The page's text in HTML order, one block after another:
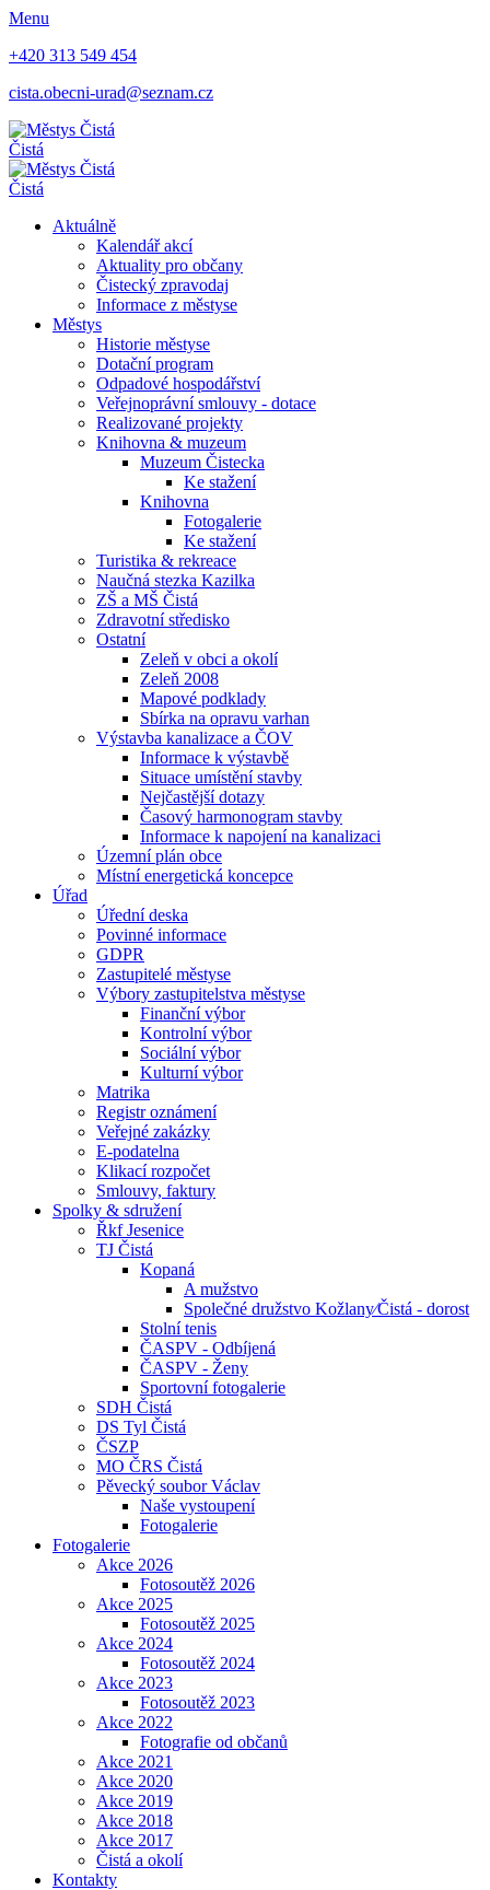
Menu
+420 313 549 454
cista.obecni-urad@seznam.cz
Čistá
Čistá
Aktuálně
Kalendář akcí
Aktuality pro občany
Čistecký zpravodaj
Informace z městyse
Městys
Historie městyse
Dotační program
Odpadové hospodářství
Veřejnoprávní smlouvy - dotace
Realizované projekty
Knihovna & muzeum
Muzeum Čistecka
Ke stažení
Knihovna
Fotogalerie
Ke stažení
Turistika & rekreace
Naučná stezka Kazilka
ZŠ a MŠ Čistá
Zdravotní středisko
Ostatní
Zeleň v obci a okolí
Zeleň 2008
Mapové podklady
Sbírka na opravu varhan
Výstavba kanalizace a ČOV
Informace k výstavbě
Situace umístění stavby
Nejčastější dotazy
Časový harmonogram stavby
Informace k napojení na kanalizaci
Územní plán obce
Místní energetická koncepce
Úřad
Úřední deska
Povinné informace
GDPR
Zastupitelé městyse
Výbory zastupitelstva městyse
Finanční výbor
Kontrolní výbor
Sociální výbor
Kulturní výbor
Matrika
Registr oznámení
Veřejné zakázky
E-podatelna
Klikací rozpočet
Smlouvy, faktury
Spolky & sdružení
Řkf Jesenice
TJ Čistá
Kopaná
A mužstvo
Společné družstvo Kožlany⁄Čistá - dorost
Stolní tenis
ČASPV - Odbíjená
ČASPV - Ženy
Sportovní fotogalerie
SDH Čistá
DS Tyl Čistá
ČSZP
MO ČRS Čistá
Pěvecký soubor Václav
Naše vystoupení
Fotogalerie
Fotogalerie
Akce 2026
Fotosoutěž 2026
Akce 2025
Fotosoutěž 2025
Akce 2024
Fotosoutěž 2024
Akce 2023
Fotosoutěž 2023
Akce 2022
Fotografie od občanů
Akce 2021
Akce 2020
Akce 2019
Akce 2018
Akce 2017
Čistá a okolí
Kontakty